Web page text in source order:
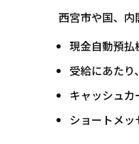
西宮市や国、
現金自動預払
受給にあたり
キャッシュ
ショートメ